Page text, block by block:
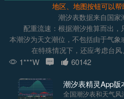
地区、地图按钮可以
潮汐表数据来自国家
配重流速：根据潮汐推算而出，
本潮汐为天文潮位，不包括由于气
在特殊情况下，还应考虑台风
1***W 60142
潮汐表精灵App版
全国潮汐表和天气风